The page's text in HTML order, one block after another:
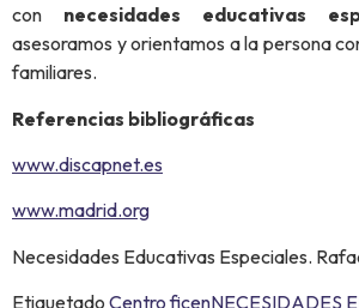
con necesidades educativas
asesoramos y orientamos a la persona
familiares.
Referencias bibliográficas
www.discapnet.es
www.madrid.org
Necesidades Educativas Especiales.
Etiquetado Centro ficenNECESIDADES